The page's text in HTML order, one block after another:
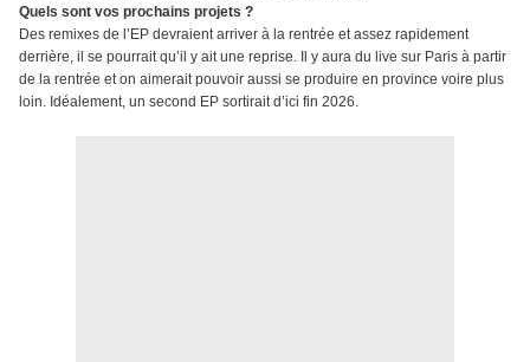
Quels sont vos prochains projets ?
Des remixes de l’EP devraient arriver à la rentrée et assez rapidement
derrière, il se pourrait qu’il y ait une reprise. Il y aura du live sur Paris à partir
de la rentrée et on aimerait pouvoir aussi se produire en province voire plus
loin. Idéalement, un second EP sortirait d’ici fin 2026.